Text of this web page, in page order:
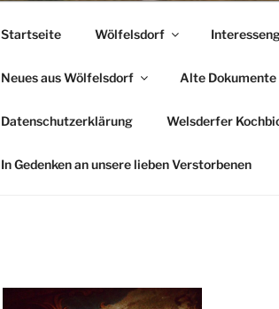
Startseite Wölfelsdorf
Neues aus Wölfelsdorf Alte Dokumente
Datenschutzerklärung Welsderfer
In Gedenken an unsere lieben Verstorbenen